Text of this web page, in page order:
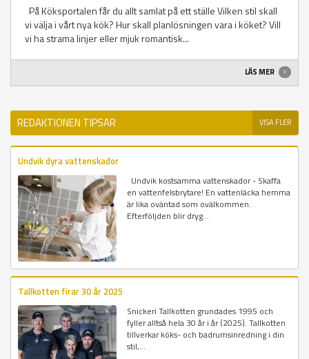
På Köksportalen får du allt samlat på ett ställe Vilken stil skall
vi välja i vårt nya kök? Hur skall planlösningen vara i köket? Vill
vi ha strama linjer eller mjuk romantisk...
LÄS MER
REDAKTIONEN TIPSAR VISA FLER
Undvik dyra vattenskador
Undvik kostsamma vattenskador - Skaffa
en vattenfelsbrytare! En vattenläcka hemma
är lika oväntad som ovälkommen.
Efterföljden blir dryg...
Tallkotten firar 30 år 2025
Snickeri Tallkotten grundades 1995 och
fyller alltså hela 30 år i år (2025). Tallkotten
tillverkar köks- och badrumsinredning i din
stil,...